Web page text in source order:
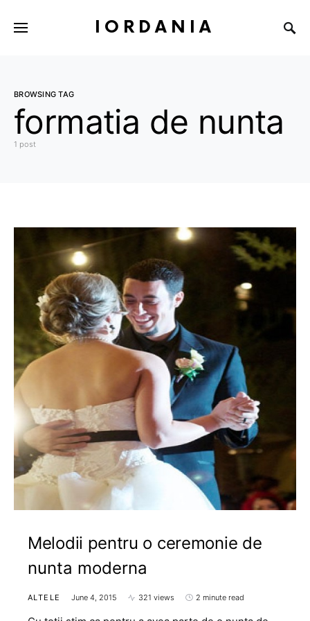
IORDANIA
BROWSING TAG
formatia de nunta
1 post
Melodii pentru o ceremonie de
nunta moderna
ALTELE June 4, 2015 321 views 2 minute read